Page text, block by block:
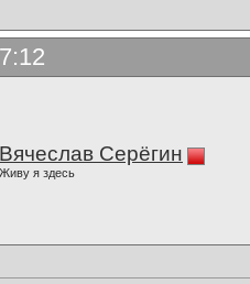
Вячеслав Серёгин
Живу я здесь